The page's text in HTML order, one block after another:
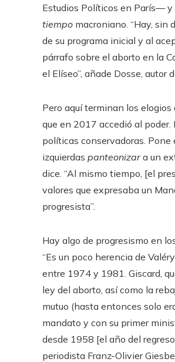
Estudios Políticos en París— y
tiempo macroniano. “Hay, sin
de su programa inicial y al
párrafo sobre el aborto en la
el Elíseo”, añade Dosse, autor
Pero aquí terminan los
que en 2017 accedió al
políticas conservadoras. Pone
izquierdas panteonizara un
dice. “Al mismo tiempo, [el
valores que expresaba un
progresista”.
Hay algo de progresismo en
“Es un poco herencia de
entre 1974 y 1981. Giscard,
ley del aborto, así como la
mutuo (hasta entonces solo
mandato y con su primer
desde 1958 [el año del
periodista Franz-Olivier